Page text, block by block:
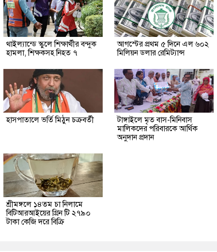
থাইল্যান্ডে স্কুলে শিক্ষার্থীর বন্দুক
হামলা, শিক্ষকসহ নিহত ৭
আগস্টের প্রথম ৫ দিনে এল ৬০২
মিলিয়ন ডলার রেমিট্যান্স
হাসপাতালে ভর্তি মিঠুন চক্রবর্তী
টাঙ্গাইলে মৃত বাস-মিনিবাস
মালিকদের পরিবারকে আর্থিক
অনুদান প্রদান
শ্রীমঙ্গলে ১৪তম চা নিলামে
বিটিআরআইয়ের গ্রিন টি ২৭৯০
টাকা কেজি দরে বিক্রি